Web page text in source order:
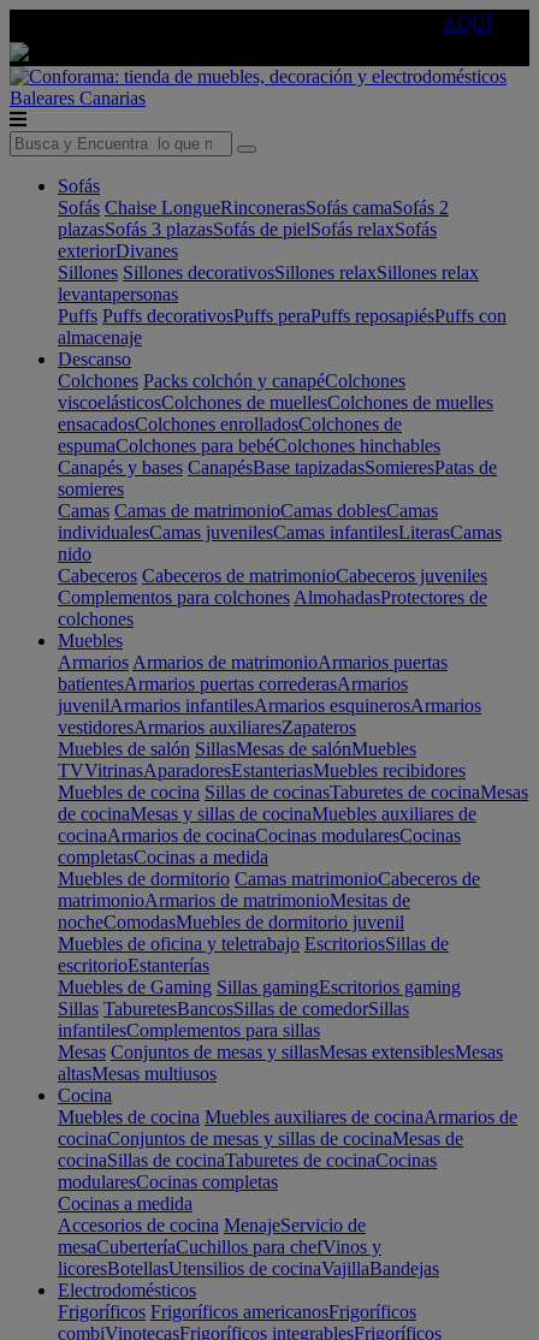
AQUÍ
Baleares Canarias
Sofás
Sofás Chaise LongueRinconerasSofás camaSofás 2
plazasSofás 3 plazasSofás de pielSofás relaxSofás
exteriorDivanes
Sillones Sillones decorativosSillones relaxSillones relax
levantapersonas
Puffs Puffs decorativosPuffs peraPuffs reposapiésPuffs con
almacenaje
Descanso
Colchones Packs colchón y canapéColchones
viscoelásticosColchones de muellesColchones de muelles
ensacadosColchones enrolladosColchones de
espumaColchones para bebéColchones hinchables
Canapés y bases CanapésBase tapizadasSomieresPatas de
somieres
Camas Camas de matrimonioCamas doblesCamas
individualesCamas juvenilesCamas infantilesLiterasCamas
nido
Cabeceros Cabeceros de matrimonioCabeceros juveniles
Complementos para colchones AlmohadasProtectores de
colchones
Muebles
Armarios Armarios de matrimonioArmarios puertas
batientesArmarios puertas correderasArmarios
juvenilArmarios infantilesArmarios esquinerosArmarios
vestidoresArmarios auxiliaresZapateros
Muebles de salón SillasMesas de salónMuebles
TVVitrinasAparadoresEstanteriasMuebles recibidores
Muebles de cocina Sillas de cocinasTaburetes de cocinaMesas
de cocinaMesas y sillas de cocinaMuebles auxiliares de
cocinaArmarios de cocinaCocinas modularesCocinas
completasCocinas a medida
Muebles de dormitorio Camas matrimonioCabeceros de
matrimonioArmarios de matrimonioMesitas de
nocheComodasMuebles de dormitorio juvenil
Muebles de oficina y teletrabajo EscritoriosSillas de
escritorioEstanterías
Muebles de Gaming Sillas gamingEscritorios gaming
Sillas TaburetesBancosSillas de comedorSillas
infantilesComplementos para sillas
Mesas Conjuntos de mesas y sillasMesas extensiblesMesas
altasMesas multiusos
Cocina
Muebles de cocina Muebles auxiliares de cocinaArmarios de
cocinaConjuntos de mesas y sillas de cocinaMesas de
cocinaSillas de cocinaTaburetes de cocinaCocinas
modularesCocinas completas
Cocinas a medida
Accesorios de cocina MenajeServicio de
mesaCuberteríaCuchillos para chefVinos y
licoresBotellasUtensilios de cocinaVajillaBandejas
Electrodomésticos
Frigoríficos Frigoríficos americanosFrigoríficos
combiVinotecasFrigoríficos integrablesFrigoríficos